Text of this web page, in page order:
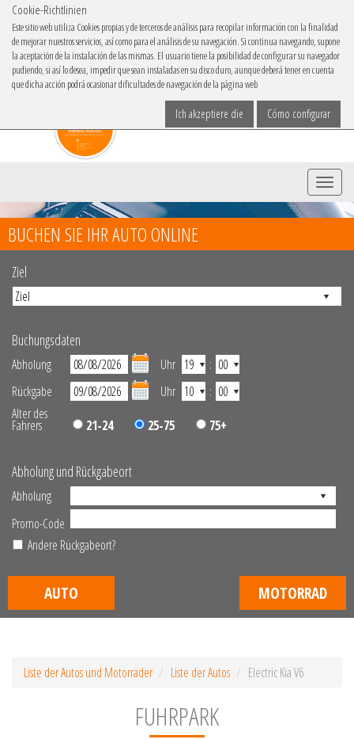
Cookie-Richtlinien
Este sitio web utiliza Cookies propias y de terceros de análisis para recopilar información con la finalidad
de mejorar nuestros servicios, así como para el análisis de su navegación. Si continua navegando, supone
la aceptación de la instalación de las mismas. El usuario tiene la posibilidad de configurar su navegador
pudiendo, si así lo desea, impedir que sean instaladas en su disco duro, aunque deberá tener en cuenta
que dicha acción podrá ocasionar dificultades de navegación de la página web
Cómo configurar
Ich akzeptiere die
Sprache
Menü
BUCHEN SIE IHR AUTO ONLINE
Ziel
Buchungsdaten
Abholung Uhr
:
Rückgabe
Uhr
:
Alter des
Fahrers 21-24 25-75 75+
Abholung und Rückgabeort
Abholung
Promo-Code
Andere Rückgabeort?
AUTO MOTORRAD
Liste der Autos und Motorräder Liste der Autos Electric Kia V6
FUHRPARK